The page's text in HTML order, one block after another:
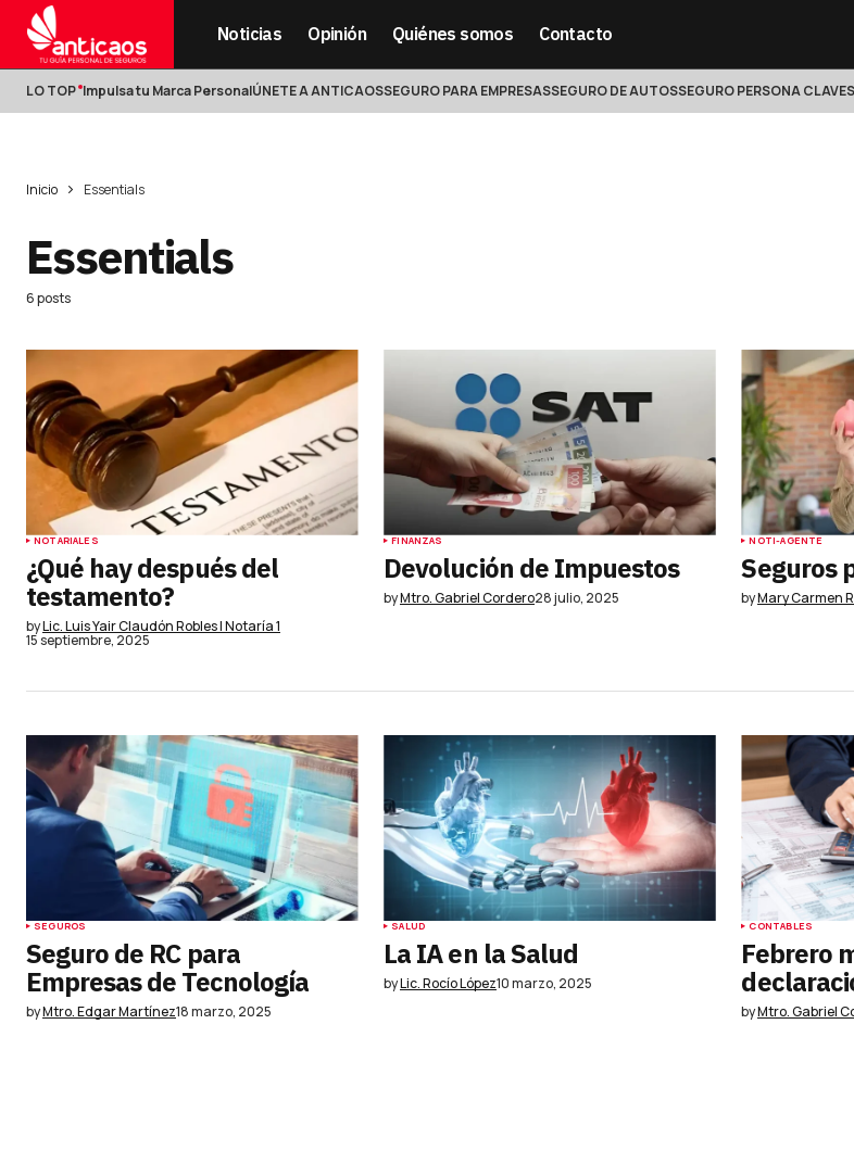
Noticias Opinión Quiénes somos Contacto
LO TOP Impulsa tu Marca PersonalÚNETE A ANTICAOSSEGURO PARA EMPRESASSEGURO DE AUTOSSEGURO PERSONA CLAVE
Inicio Essentials
Essentials
6 posts
NOTARIALES
¿Qué hay después del
testamento?
byLic. Luis Yair Claudón Robles | Notaría 1
15 septiembre, 2025
FINANZAS
Devolución de Impuestos
byMtro. Gabriel Cordero28 julio, 2025
NOTI-AGENTE
Seguros
byMary Carmen
SEGUROS
Seguro de RC para
Empresas de Tecnología
byMtro. Edgar Martínez18 marzo, 2025
SALUD
La IA en la Salud
byLic. Rocío López10 marzo, 2025
CONTABLES
Febrero
byMtro. Gabriel